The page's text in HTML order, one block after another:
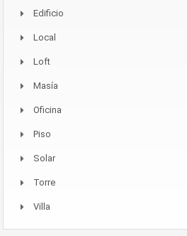
Edificio
Local
Loft
Masía
Oficina
Piso
Solar
Torre
Villa